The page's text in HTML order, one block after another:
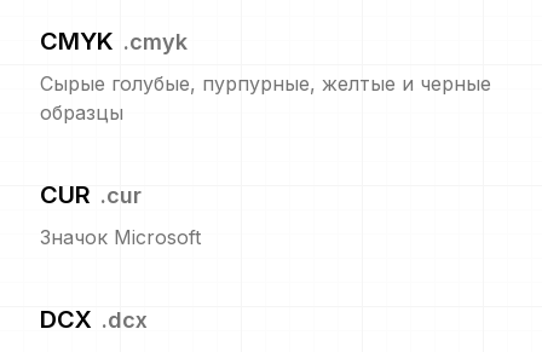
CMYK .cmyk
Сырые голубые, пурпурные, желтые и черные
образцы
CUR .cur
Значок Microsoft
DCX .dcx